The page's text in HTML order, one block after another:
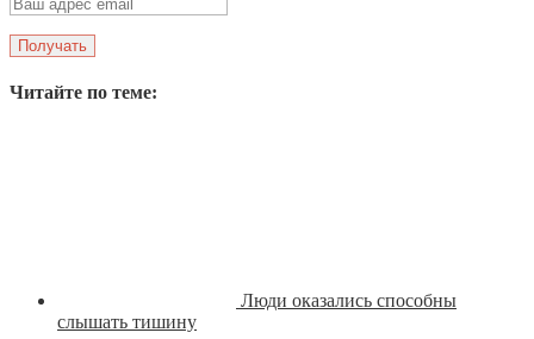
Читайте по теме:
Люди оказались способны
слышать тишину